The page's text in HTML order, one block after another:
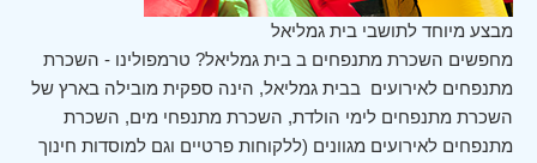
מבצע מיוחד לתושבי בית גמליאל
מחפשים השכרת מתנפחים ב בית גמליאל? טרמפולינו - השכרת
מתנפחים לאירועים בבית גמליאל, הינה ספקית מובילה בארץ של
השכרת מתנפחים לימי הולדת, השכרת מתנפחי מים, השכרת
מתנפחים לאירועים מגוונים (ללקוחות פרטיים וגם למוסדות חינוך